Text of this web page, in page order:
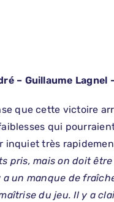
– Guillaume
que cette victoire
qui
inquiet très
pris, mais on doit
un manque de
du jeu. Il y a